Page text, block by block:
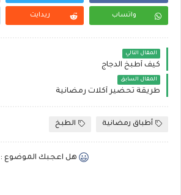
واتساب ريدايت
المقال التالي
كيف أطبخ الدجاج
المقال السابق
طريقة تحضير أكلات رمضانية
أطباق رمضانية الطبخ
هل اعجبك الموضوع :